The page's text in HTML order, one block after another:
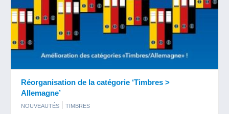
Réorganisation de la catégorie ‘Timbres >
Allemagne’
NOUVEAUTÉS TIMBRES